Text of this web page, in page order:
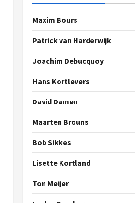
Maxim Bours
Patrick van Harderwijk
Joachim Debucquoy
Hans Kortlevers
David Damen
Maarten Brouns
Bob Sikkes
Lisette Kortland
Ton Meijer